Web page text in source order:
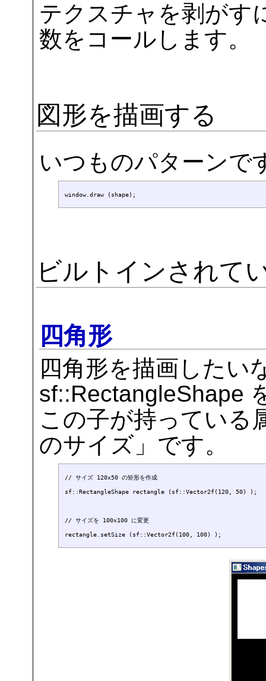
テクスチャを剥がす
数をコールします。
図形を描画する
いつものパターンで
ビルトインされて
四角形
四角形を描画したい
sf::RectangleShape
この子が持っている
のサイズ」です。
// サイズ 120x50 の矩形を作成
sf::RectangleShape rectangle (sf::Vector2f(120, 50) );
// サイズを 100x100 に変更